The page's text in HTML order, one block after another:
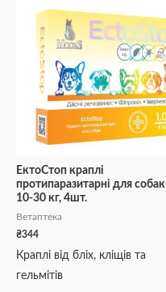
ЕктоСтоп краплі
протипаразитарні для собак
10-30 кг, 4шт.
Ветаптека
₴344
Краплі від бліх, кліщів та
гельмітів